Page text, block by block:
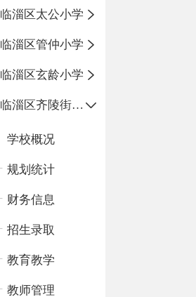
临淄区太公小学
临淄区管仲小学
临淄区玄龄小学
临淄区齐陵街道中心学校
学校概况
规划统计
财务信息
招生录取
教育教学
教师管理